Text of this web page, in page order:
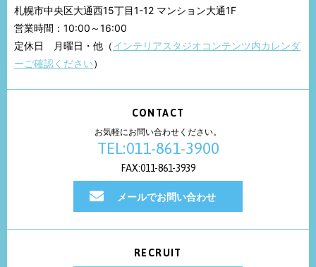
札幌市中央区大通西15丁目1-12 マンション大通1F
営業時間：10:00～16:00
定休日 月曜日・他（インテリアスタジオコンテンツ内カレンダ
ーご確認ください）
CONTACT
お気軽にお問い合わせください。
TEL:011-861-3900
FAX:011-861-3939
メールでお問い合わせ
RECRUIT